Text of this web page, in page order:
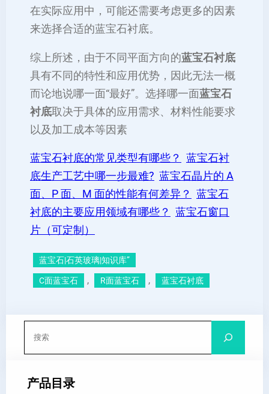
在实际应用中，可能还需要考虑更多的因素
来选择合适的蓝宝石衬底。
综上所述，由于不同平面方向的蓝宝石衬底
具有不同的特性和应用优势，因此无法一概
而论地说哪一面“最好”。选择哪一面蓝宝石
衬底取决于具体的应用需求、材料性能要求
以及加工成本等因素
蓝宝石衬底的常见类型有哪些？
蓝宝石衬
底生产工艺中哪一步最难? 蓝宝石晶片的 A
面、P 面、M 面的性能有何差异？
蓝宝石
衬底的主要应用领域有哪些？
蓝宝石窗口
片（可定制）
蓝宝石|石英玻璃|知识库”
C面蓝宝石 , R面蓝宝石 , 蓝宝石衬底
产品目录